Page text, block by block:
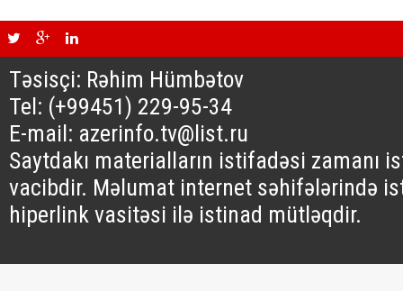
Təsisçi: Rəhim Hümbətov
Tel: (+99451) 229-95-34
E-mail: azerinfo.tv@list.ru
Saytdakı materialların istifadəsi zamanı
vacibdir. Məlumat internet səhifələrində
hiperlink vasitəsi ilə istinad mütləqdir.